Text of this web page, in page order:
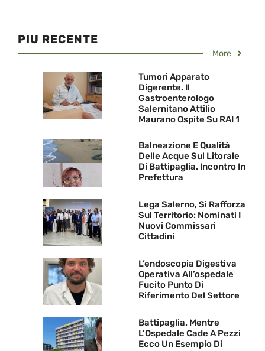
PIU RECENTE
More
Tumori Apparato
Digerente. Il
Gastroenterologo
Salernitano Attilio
Maurano Ospite Su RAI 1
Balneazione E Qualità
Delle Acque Sul Litorale
Di Battipaglia. Incontro In
Prefettura
Lega Salerno, Si Rafforza
Sul Territorio: Nominati I
Nuovi Commissari
Cittadini
L’endoscopia Digestiva
Operativa All’ospedale
Fucito Punto Di
Riferimento Del Settore
Battipaglia. Mentre
L’Ospedale Cade A Pezzi
Ecco Un Esempio Di